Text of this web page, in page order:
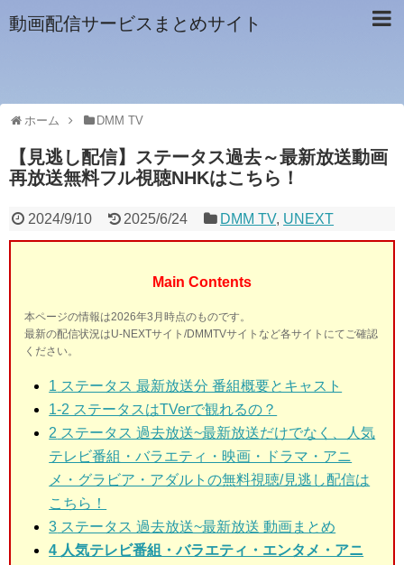
動画配信サービスまとめサイト
ホーム DMM TV
【見逃し配信】ステータス過去～最新放送動画
再放送無料フル視聴NHKはこちら！
2024/9/10 2025/6/24 DMM TV, UNEXT
Main Contents
本ページの情報は2026年3月時点のものです。
最新の配信状況はU-NEXTサイト/DMMTVサイトなど各サイトにてご確認
ください。
1 ステータス 最新放送分 番組概要とキャスト
1-2 ステータスはTVerで観れるの？
2 ステータス 過去放送~最新放送だけでなく、人気
テレビ番組・バラエティ・映画・ドラマ・アニ
メ・グラビア・アダルトの無料視聴/見逃し配信は
こちら！
3 ステータス 過去放送~最新放送 動画まとめ
4 人気テレビ番組・バラエティ・エンタメ・アニ